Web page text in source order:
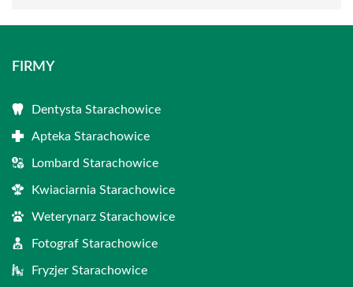
FIRMY
Dentysta Starachowice
Apteka Starachowice
Lombard Starachowice
Kwiaciarnia Starachowice
Weterynarz Starachowice
Fotograf Starachowice
Fryzjer Starachowice